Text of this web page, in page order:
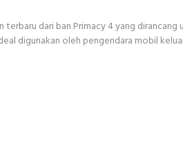
dari ban Primacy 4 yang
digunakan oleh pengendara mobil